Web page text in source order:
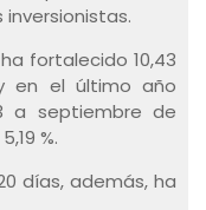
fortalecido 10,43
en el último año
a septiembre de
%.
días, además, ha